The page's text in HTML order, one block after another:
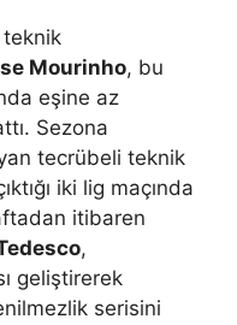
Mourinho, bu
eşine az
Sezona
tecrübeli teknik
iki lig maçında
itibaren
,
geliştirerek
serisini